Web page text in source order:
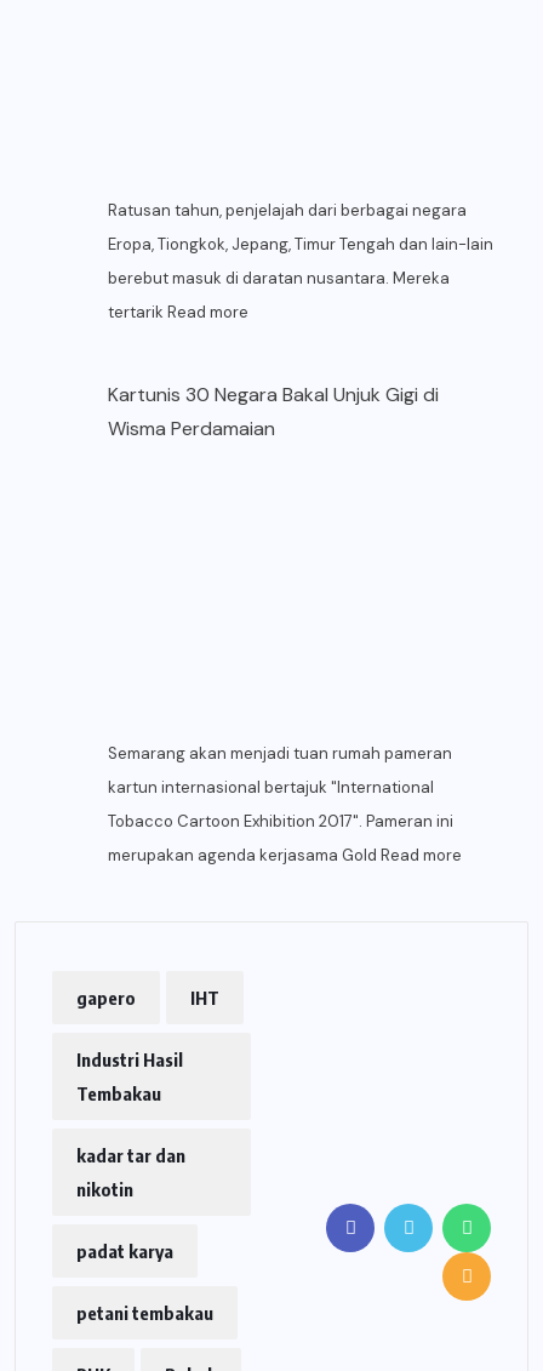
Ratusan tahun, penjelajah dari berbagai negara
Eropa, Tiongkok, Jepang, Timur Tengah dan lain-lain
berebut masuk di daratan nusantara. Mereka
tertarik Read more
Kartunis 30 Negara Bakal Unjuk Gigi di
Wisma Perdamaian
Semarang akan menjadi tuan rumah pameran
kartun internasional bertajuk "International
Tobacco Cartoon Exhibition 2017". Pameran ini
merupakan agenda kerjasama Gold Read more
gapero IHT
Industri Hasil
Tembakau
kadar tar dan
nikotin
padat karya
petani tembakau